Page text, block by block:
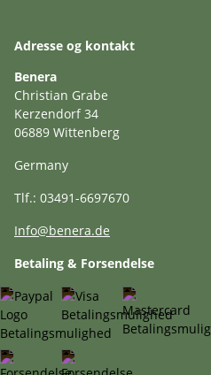
Adresse og kontakt
Benera
Christian Grabe
Kerzendorf 34
06889 Wittenberg
Germany
Tlf.: 03491-6697670
Info@benera.de
Betaling & Forsendelse